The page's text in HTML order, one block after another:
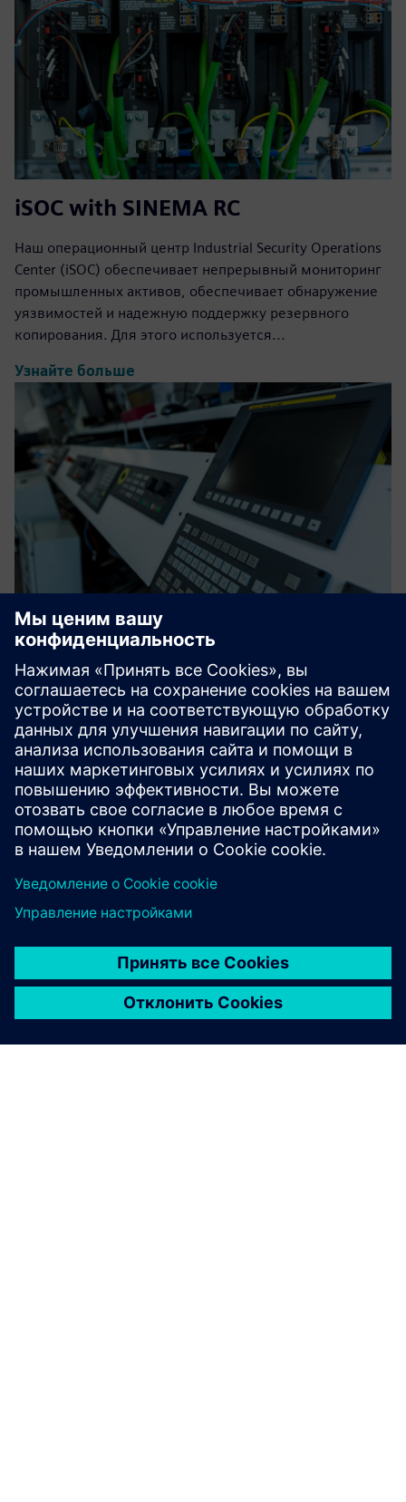
iSOC with SINEMA RC
Наш операционный центр Industrial Security Operations
Center (iSOC) обеспечивает непрерывный мониторинг
промышленных активов, обеспечивает обнаружение
уязвимостей и надежную поддержку резервного
копирования. Для этого используется...
Узнайте больше
HR Sync for Opcenter APS
Это усовершенствование открывает новую
перспективу и расширяет возможности традиционного
планирования, позволяя точно распределять
конкретных операторов по назначенным машинам,
что особенно полезно в сотовом производстве. В нем
ис...
Узнайте больше